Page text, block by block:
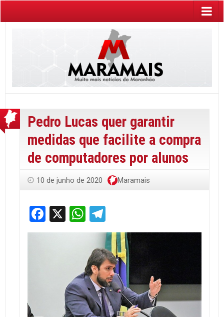
Pedro Lucas quer garantir
medidas que facilite a compra
de computadores por alunos
10 de junho de 2020 Maramais
Facebook
X WhatsApp